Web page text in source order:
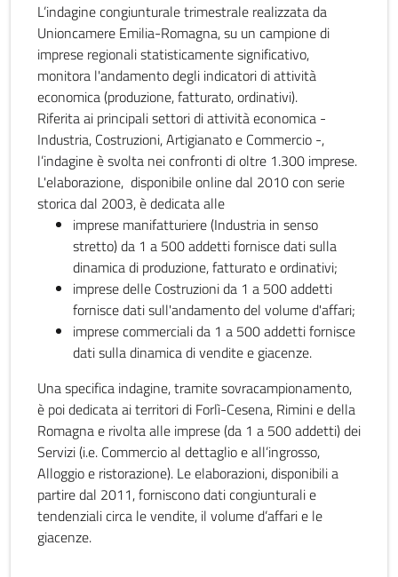
L’indagine congiunturale trimestrale realizzata da
Unioncamere Emilia-Romagna, su un campione di
imprese regionali statisticamente significativo,
monitora l'andamento degli indicatori di attività
economica (produzione, fatturato, ordinativi).
Riferita ai principali settori di attività economica -
Industria, Costruzioni, Artigianato e Commercio -,
l’indagine è svolta nei confronti di oltre 1.300 imprese.
L'elaborazione, disponibile online dal 2010 con serie
storica dal 2003, è dedicata alle
imprese manifatturiere (Industria in senso
stretto) da 1 a 500 addetti fornisce dati sulla
dinamica di produzione, fatturato e ordinativi;
imprese delle Costruzioni da 1 a 500 addetti
fornisce dati sull'andamento del volume d'affari;
imprese commerciali da 1 a 500 addetti fornisce
dati sulla dinamica di vendite e giacenze.
Una specifica indagine, tramite sovracampionamento,
è poi dedicata ai territori di Forlì-Cesena, Rimini e della
Romagna e rivolta alle imprese (da 1 a 500 addetti) dei
Servizi (i.e. Commercio al dettaglio e all’ingrosso,
Alloggio e ristorazione). Le elaborazioni, disponibili a
partire dal 2011, forniscono dati congiunturali e
tendenziali circa le vendite, il volume d’affari e le
giacenze.